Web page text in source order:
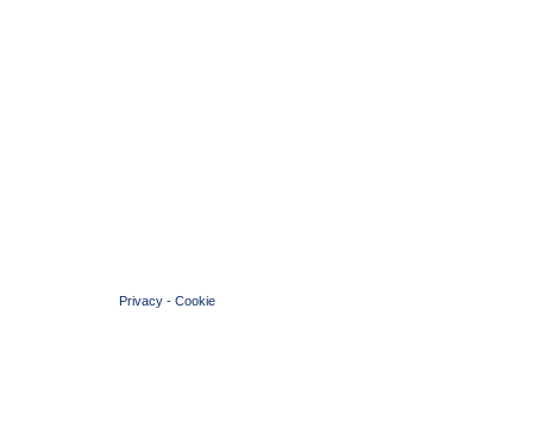
Privacy - Cookie